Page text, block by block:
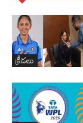
క్రీడలు